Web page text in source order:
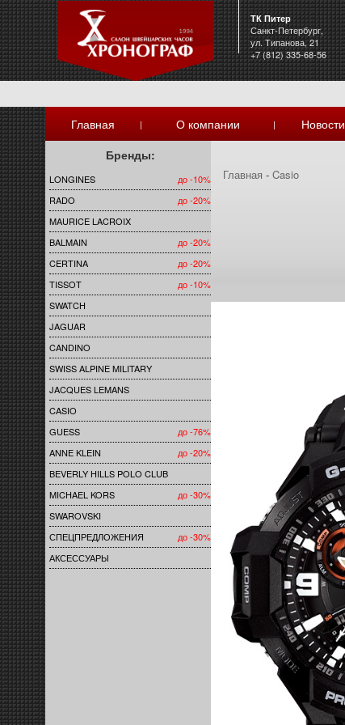
ТК Питер
Санкт-Петербург,
ул. Типанова, 21
+7 (812) 335-68-56
Главная
| О компании | Новости
Бренды:
LONGINES
до -10%
RADO
до -20%
MAURICE LACROIX
BALMAIN
до -20%
CERTINA
до -20%
TISSOT
до -10%
SWATCH
JAGUAR
CANDINO
SWISS ALPINE MILITARY
JACQUES LEMANS
CASIO
GUESS
до -76%
ANNE KLEIN
до -20%
BEVERLY HILLS POLO CLUB
MICHAEL KORS
до -30%
SWAROVSKI
СПЕЦПРЕДЛОЖЕНИЯ
до -30%
АКСЕССУАРЫ
Главная -Casio